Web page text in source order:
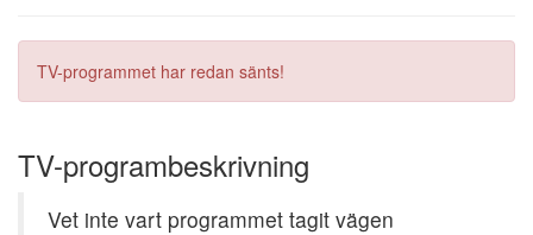
TV-programmet har redan sänts!
TV-programbeskrivning
Vet inte vart programmet tagit vägen